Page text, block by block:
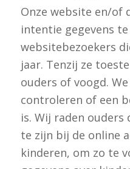
Onze website en/of
intentie gegevens
websitebezoekers
jaar. Tenzij ze
ouders of voogd.
controleren of een
is. Wij raden
te zijn bij de online
kinderen, om zo te